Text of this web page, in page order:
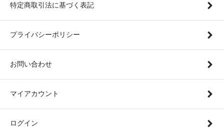
特定商取引法に基づく表記
プライバシーポリシー
お問い合わせ
マイアカウント
ログイン